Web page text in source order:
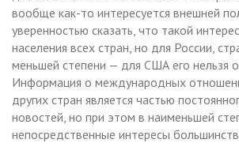
вообще как-то интересуется внешней
уверенностью сказать, что такой
населения всех стран, но для России,
меньшей степени — для США его нельзя
Информация о международных
других стран является частью
новостей, но при этом в наименьшей
непосредственные интересы